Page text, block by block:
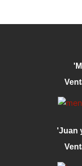
'Juan